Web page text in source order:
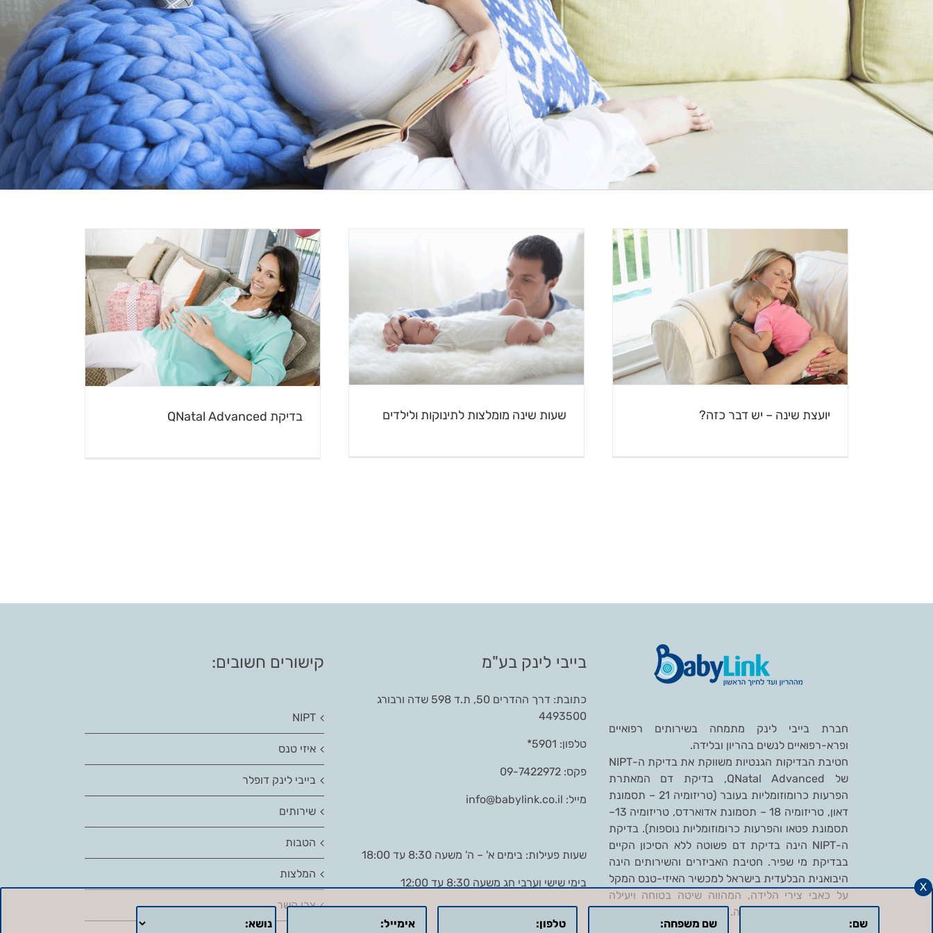
בדיקת QNatal Advanced שעות שינה מומלצות לתינוקות ולילדים יועצת שינה – יש דבר כזה?
X
חברת בייבי לינק מתמחה בשירותים רפואיים
ופרא-רפואיים לנשים בהריון ובלידה.
חטיבת הבדיקות הגנטיות משווקת את בדיקת ה-NIPT
של QNatal Advanced, בדיקת דם המאתרת
הפרעות כרומוזומליות בעובר (טריזומיה 21 – תסמונת
דאון, טריזומיה 18 – תסמונת אדוארדס, טריזומיה 13–
תסמונת פטאו והפרעות כרומוזומליות נוספות). בדיקת
ה-NIPT הינה בדיקת דם פשוטה ללא הסיכון הקיים
בבדיקת מי שפיר. חטיבת האביזרים והשירותים הינה
היבואנית הבלעדית בישראל למכשיר האיזי-טנס המקל
על כאבי צירי הלידה, המהווה שיטה בטוחה ויעילה
להקלה על הכאבים בלידה.למידע נוסף
בייבי לינק בע"מ
כתובת: דרך ההדרים 50, ת.ד 598 שדה ורבורג
4493500
טלפון: 5901*
פקס: 09-7422972
מייל: info@babylink.co.il
שעות פעילות: בימים א' – ה' משעה 8:30 עד 18:00
בימי שישי וערבי חג משעה 8:30 עד 12:00
קישורים חשובים:
NIPT
איזי טנס
בייבי לינק דופלר
שירותים
הטבות
המלצות
צרו קשר